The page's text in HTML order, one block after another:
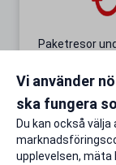
Paketresor
Gäller även
Till
Vi använder
ska fungera
Du kan också
upplevelsen, mäta